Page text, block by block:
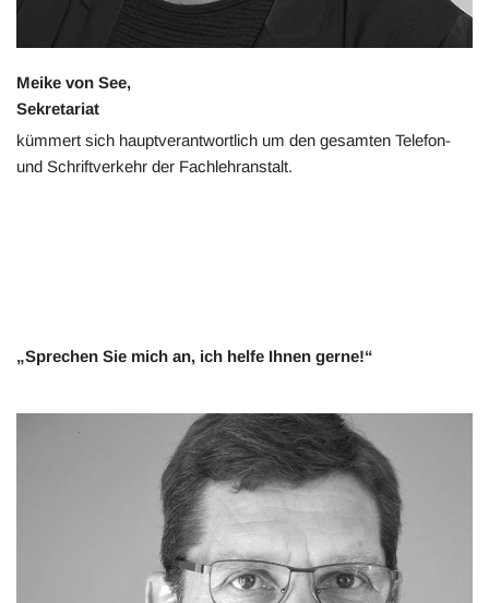
Meike von See,
Sekretariat
kümmert sich hauptverantwortlich um den gesamten Telefon-
und Schriftverkehr der Fachlehranstalt.
„Sprechen Sie mich an, ich helfe Ihnen gerne!“